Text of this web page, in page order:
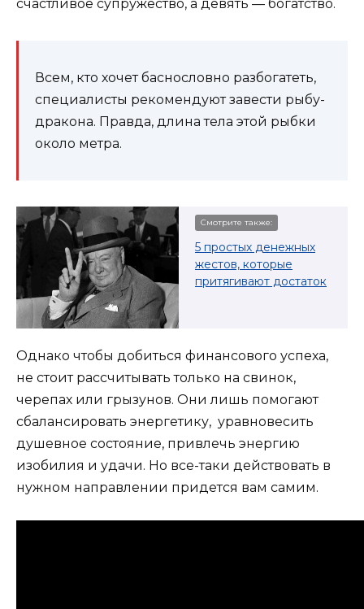
счастливое супружество, а девять — богатство.
Всем, кто хочет баснословно разбогатеть,
специалисты рекомендуют завести рыбу-
дракона. Правда, длина тела этой рыбки
около метра.
Смотрите также:
5 простых денежных
жестов, которые
притягивают достаток
Однако чтобы добиться финансового успеха,
не стоит рассчитывать только на свинок,
черепах или грызунов. Они лишь помогают
сбалансировать энергетику, уравновесить
душевное состояние, привлечь энергию
изобилия и удачи. Но все-таки действовать в
нужном направлении придется вам самим.